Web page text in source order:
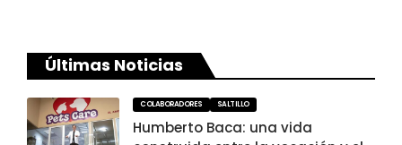
Últimas Noticias
COLABORADORES SALTILLO
Humberto Baca: una vida